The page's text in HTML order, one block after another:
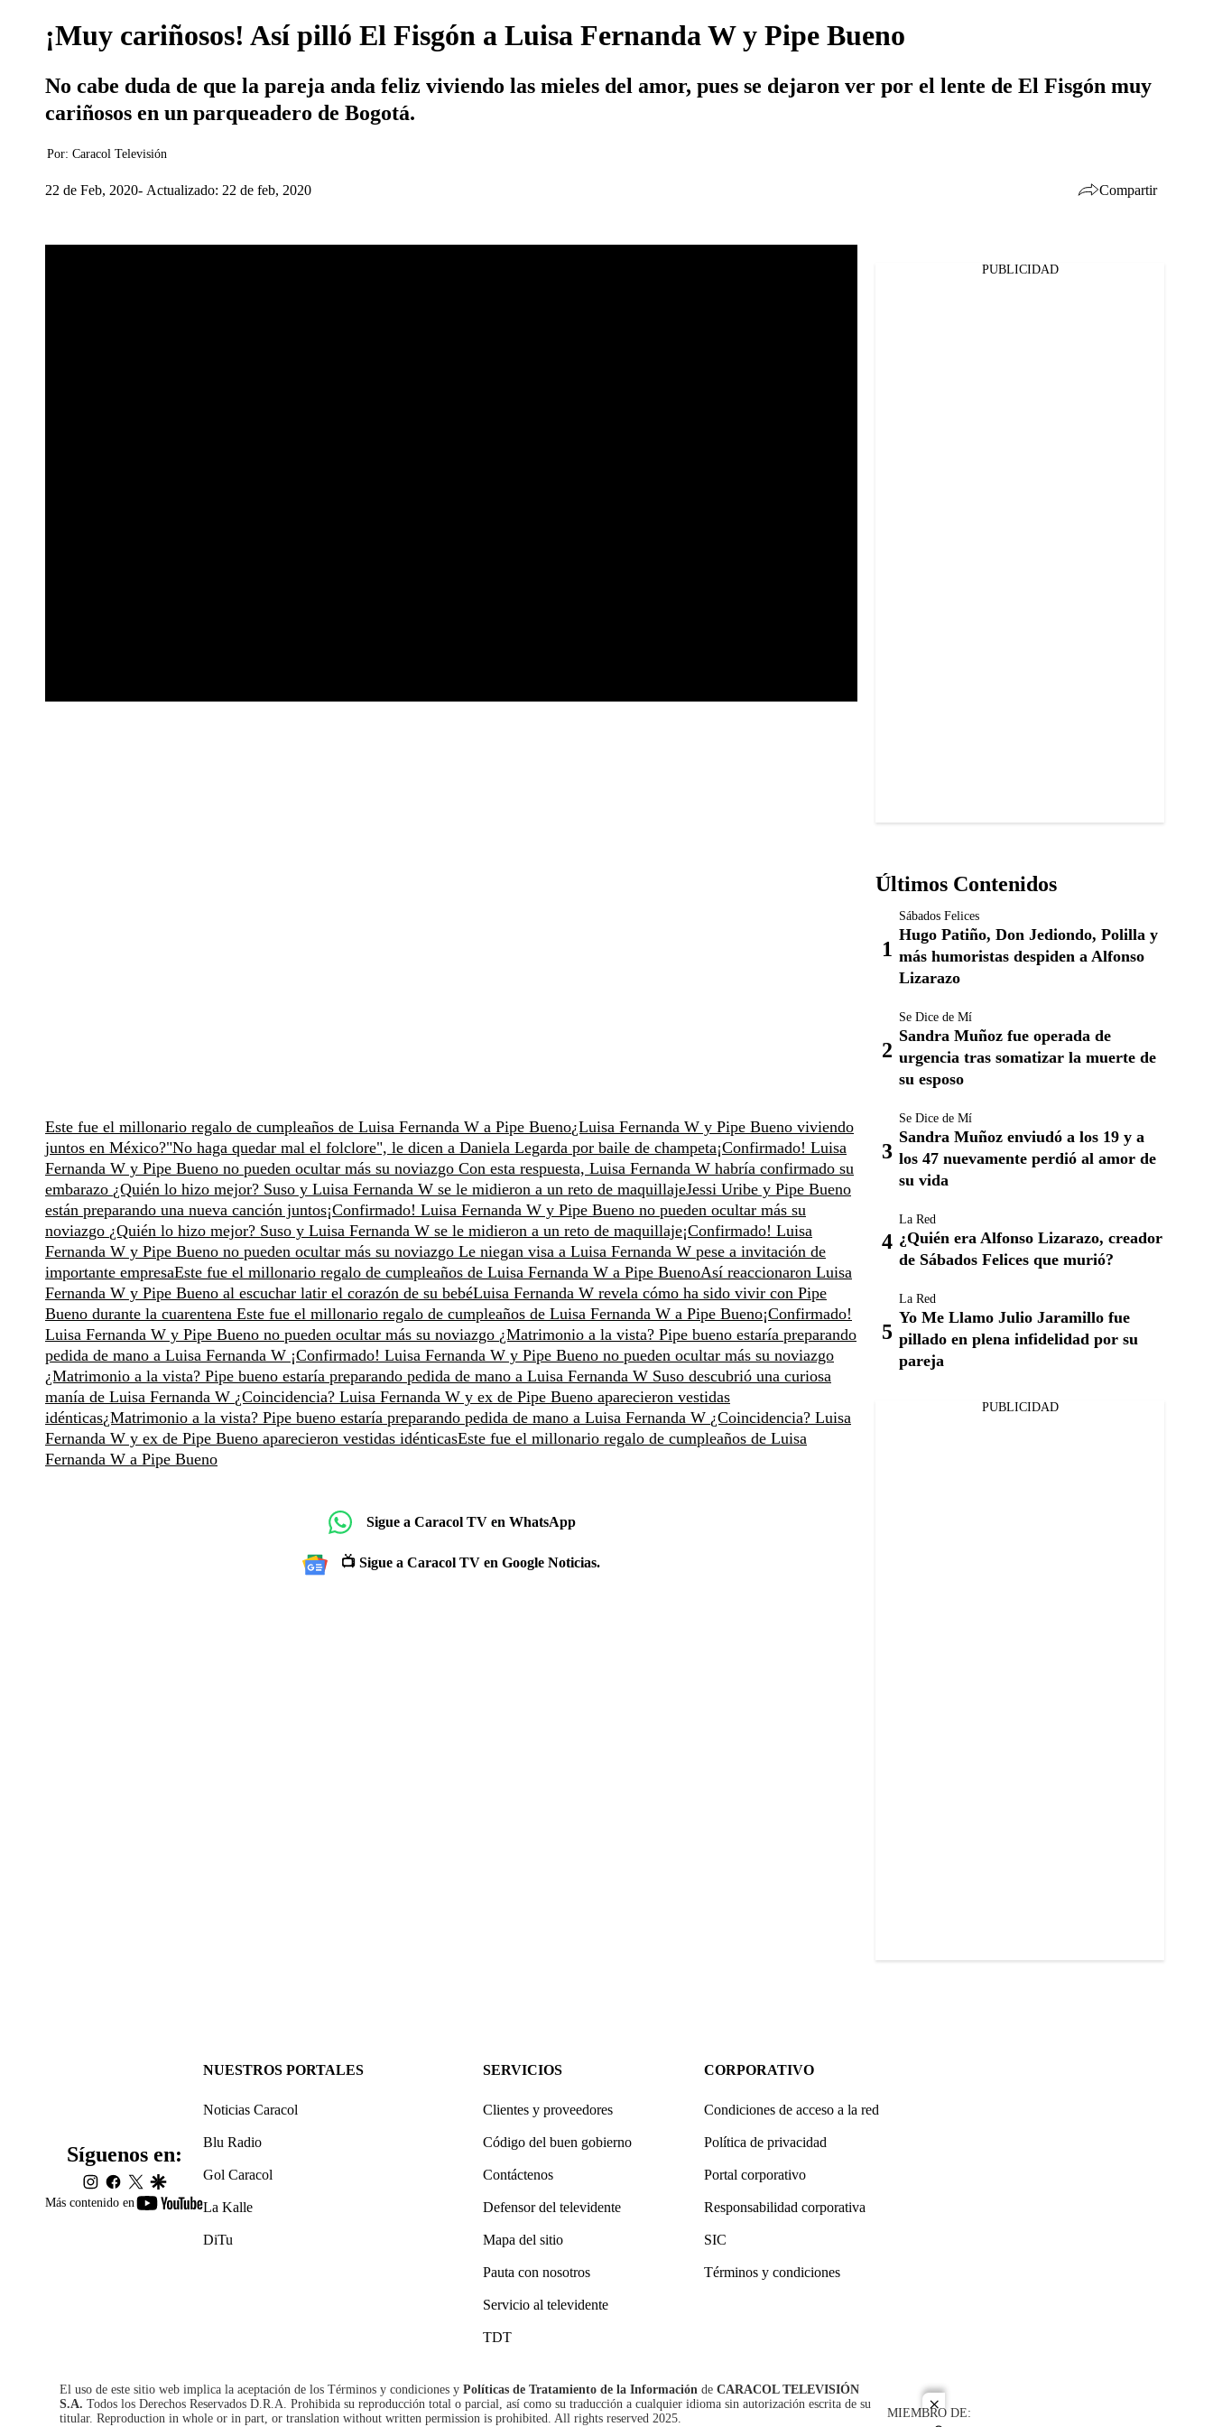
close
¡Muy cariñosos! Así pilló El Fisgón a Luisa Fernanda W y Pipe Bueno
No cabe duda de que la pareja anda feliz viviendo las mieles del amor, pues se dejaron ver por el lente de El Fisgón muy
cariñosos en un parqueadero de Bogotá.
Por: Caracol Televisión
22 de Feb, 2020 Actualizado: 22 de feb, 2020 Compartir
Este fue el millonario regalo de cumpleaños de Luisa Fernanda W a Pipe Bueno¿Luisa Fernanda W y Pipe Bueno viviendo
juntos en México?"No haga quedar mal el folclore", le dicen a Daniela Legarda por baile de champeta¡Confirmado! Luisa
Fernanda W y Pipe Bueno no pueden ocultar más su noviazgo Con esta respuesta, Luisa Fernanda W habría confirmado su
embarazo ¿Quién lo hizo mejor? Suso y Luisa Fernanda W se le midieron a un reto de maquillajeJessi Uribe y Pipe Bueno
están preparando una nueva canción juntos¡Confirmado! Luisa Fernanda W y Pipe Bueno no pueden ocultar más su
noviazgo ¿Quién lo hizo mejor? Suso y Luisa Fernanda W se le midieron a un reto de maquillaje¡Confirmado! Luisa
Fernanda W y Pipe Bueno no pueden ocultar más su noviazgo Le niegan visa a Luisa Fernanda W pese a invitación de
importante empresaEste fue el millonario regalo de cumpleaños de Luisa Fernanda W a Pipe BuenoAsí reaccionaron Luisa
Fernanda W y Pipe Bueno al escuchar latir el corazón de su bebéLuisa Fernanda W revela cómo ha sido vivir con Pipe
Bueno durante la cuarentena Este fue el millonario regalo de cumpleaños de Luisa Fernanda W a Pipe Bueno¡Confirmado!
Luisa Fernanda W y Pipe Bueno no pueden ocultar más su noviazgo ¿Matrimonio a la vista? Pipe bueno estaría preparando
pedida de mano a Luisa Fernanda W ¡Confirmado! Luisa Fernanda W y Pipe Bueno no pueden ocultar más su noviazgo
¿Matrimonio a la vista? Pipe bueno estaría preparando pedida de mano a Luisa Fernanda W Suso descubrió una curiosa
manía de Luisa Fernanda W ¿Coincidencia? Luisa Fernanda W y ex de Pipe Bueno aparecieron vestidas
idénticas¿Matrimonio a la vista? Pipe bueno estaría preparando pedida de mano a Luisa Fernanda W ¿Coincidencia? Luisa
Fernanda W y ex de Pipe Bueno aparecieron vestidas idénticasEste fue el millonario regalo de cumpleaños de Luisa
Fernanda W a Pipe Bueno
Sigue a Caracol TV en WhatsApp
📺 Sigue a Caracol TV en Google Noticias.
PUBLICIDAD
Últimos Contenidos
Sábados Felices
Hugo Patiño, Don Jediondo, Polilla y
más humoristas despiden a Alfonso
Lizarazo
Se Dice de Mí
Sandra Muñoz fue operada de
urgencia tras somatizar la muerte de
su esposo
Se Dice de Mí
Sandra Muñoz enviudó a los 19 y a
los 47 nuevamente perdió al amor de
su vida
La Red
¿Quién era Alfonso Lizarazo, creador
de Sábados Felices que murió?
La Red
Yo Me Llamo Julio Jaramillo fue
pillado en plena infidelidad por su
pareja
PUBLICIDAD
Más contenido en
youtube-
Síguenos en:
instagram
facebook
twittergoogle
NUESTROS PORTALES
Noticias Caracol
Blu Radio
Gol Caracol
La Kalle
DiTu
SERVICIOS
Clientes y proveedores
Código del buen gobierno
Contáctenos
Defensor del televidente
Mapa del sitio
Pauta con nosotros
Servicio al televidente
TDT
CORPORATIVO
Condiciones de acceso a la red
Política de privacidad
Portal corporativo
Responsabilidad corporativa
SIC
Términos y condiciones
El uso de este sitio web implica la aceptación de los Términos y condiciones y Políticas de Tratamiento de la Información de CARACOL TELEVISIÓN
S.A. Todos los Derechos Reservados D.R.A. Prohibida su reproducción total o parcial, así como su traducción a cualquier idioma sin autorización escrita de su
titular. Reproduction in whole or in part, or translation without written permission is prohibited. All rights reserved 2025.
MIEMBRO DE: